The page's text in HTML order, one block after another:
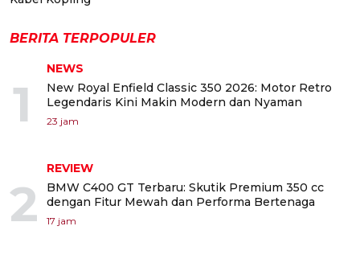
BERITA TERPOPULER
1
NEWS
New Royal Enfield Classic 350 2026: Motor Retro
Legendaris Kini Makin Modern dan Nyaman
23 jam
2
REVIEW
BMW C400 GT Terbaru: Skutik Premium 350 cc
dengan Fitur Mewah dan Performa Bertenaga
17 jam